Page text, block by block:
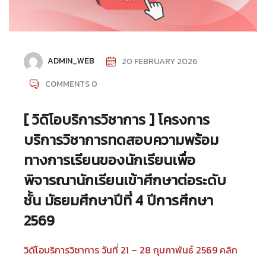
ADMIN_WEB
20 FEBRUARY 2026
COMMENTS 0
[ วิดิโอบริการวิชาการ ] โครงการ
บริการวิชาการทดสอบความพร้อม
ทางการเรียนของนักเรียนเพื่อ
พิจารณานักเรียนเข้าศึกษาต่อระดับ
ชั้น มัธยมศึกษาปีที่ 4 ปีการศึกษา
2569
วิดีโอบริการวิชาการ วันที่ 21 – 28 กุมภาพันธ์ 2569 คลิก